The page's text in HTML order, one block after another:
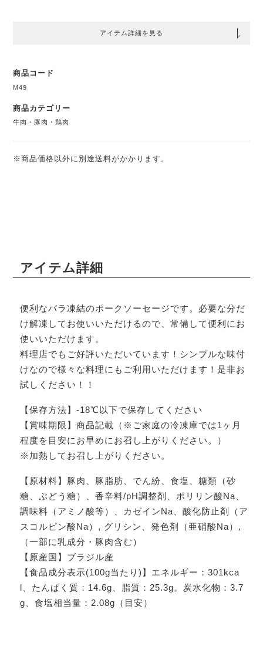
アイテム詳細を見る
商品コード
M49
商品カテゴリー
牛肉・豚肉・鶏肉
※商品価格以外に別途送料がかかります。
アイテム詳細
便利なバラ凍結のポークソーセージです。必要な分だ
け解凍してお使いいただけるので、常備して便利にお
使いいただけます。
料理店でもご好評いただいています！シンプルな味付
けなので様々な料理にもご利用いただけます！是非お
試しください！！
【保存方法】-18℃以下で保存してください
【賞味期限】商品記載（※ご家庭の冷凍庫では1ヶ月
程度を目安にお早めにお召し上がりください。）
※加熱してお召し上がりください。
【原材料】豚肉、豚脂肪、でん紛、食塩、糖類（砂
糖、ぶどう糖）、香辛料/pH調整剤、ポリリン酸Na、
調味料（アミノ酸等）、カゼインNa、酸化防止剤（ア
スコルピン酸Na）, グリシン、発色剤（亜硝酸Na）,
（一部に乳成分・豚肉含む）
【原産国】ブラジル産
【食品成分表示(100g当たり)】エネルギー：301kca
l、たんぱく質：14.6g、脂質：25.3g。炭水化物：3.7
g、食塩相当量：2.08g（目安）